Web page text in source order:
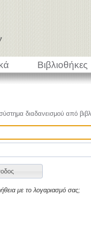
Βιβλιοθήκες
διαδανεισμού από
με το λογαριασμό σας;